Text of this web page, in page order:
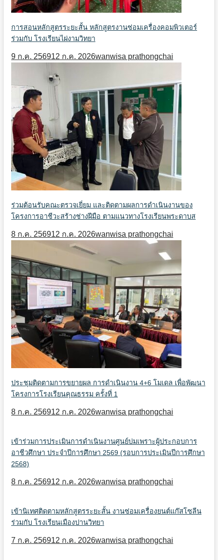
การสอนหลักสูตรระยะสั้น หลักสูตรงานซ่อมเครื่องคอมพิวเตอร์
ร่วมกับ โรงเรียนไผ่งามวิทยา
9 ก.ค. 256912 ก.ค. 2026wanwisa prathongchai
ร่วมต้อนรับคณะตรวจเยี่ยม และติดตามผลการดำเนินงานของ
โครงการอาชีวะสร้างช่างฝีมือ ตามแนวทางโรงเรียนพระดาบส
8 ก.ค. 256912 ก.ค. 2026wanwisa prathongchai
ประชุมติดตามการขยายผล การดำเนินงาน 4+6 โมเดล เพื่อพัฒนา
โครงการโรงเรียนคุณธรรม ครั้งที่ 1
8 ก.ค. 256912 ก.ค. 2026wanwisa prathongchai
เข้าร่วมการประเมินการดำเนินงานศูนย์บ่มเพราะผู้ประกอบการ
อาชีวศึกษา ประจำปีการศึกษา 2569 (รอบการประเมินปีการศึกษา
2568)
8 ก.ค. 256912 ก.ค. 2026wanwisa prathongchai
เข้านิเทศติดตามหลักสูตรระยะสั้น งานซ่อมเครื่องยนต์แก๊สโซลีน
ร่วมกับ โรงเรียนเมืองปานวิทยา
7 ก.ค. 256912 ก.ค. 2026wanwisa prathongchai